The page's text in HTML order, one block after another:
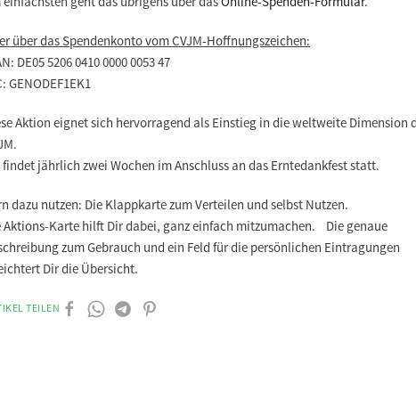
über das Spendenkonto vom CVJM-Hoffnungszeichen:
DE05 5206 0410 0000 0053 47
GENODEF1EK1
Aktion eignet sich hervorragend als Einstieg in die weltweite Dimension
findet jährlich zwei Wochen im Anschluss an das Erntedankfest statt.
dazu nutzen: Die Klappkarte zum Verteilen und selbst Nutzen.
Aktions-Karte hilft Dir dabei, ganz einfach mitzumachen. Die genaue
zum Gebrauch und ein Feld für die persönlichen Eintragungen
Dir die Übersicht.
TEILEN